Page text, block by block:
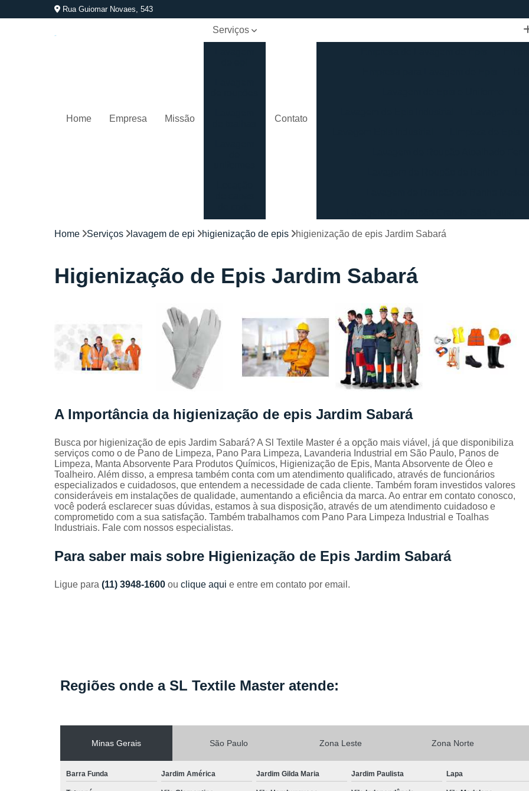
Rua Guiomar Novaes, 543
Home Empresa Missão
Serviços
de
Locação
de lençóis
de toalhas
de banho
Locação
de toalhas
manicure
de rosto
de toalhas
industriais
Mantas
absorvente
Panos de
limpeza
Venda de
Contato
Lavagem de Roupão São Paulo
Lavagem de Toalha de Banho
Lavagem de Toalha para Salão de Beleza
Lavagem de Toalha São Paulo
Lavagem Toalha de Banho
Empresa de
Lavagem de Uniforme da Empresa
Lavagem de Uniforme e Epi
Lavagem Especializada de Uniforme
Aluguel de Capa de Cortar Cabelo
Aluguel de Capa para Cortar Cabelo
Locação de Capa de Barbeiro Grande São
Locação de Capa de Corte Industrial
Locação de
Locação de Lençol Queen
Locação de
Home Serviços lavagem de epi higienização de epis higienização de epis Jardim Sabará
Higienização de Epis Jardim Sabará
A Importância da higienização de epis Jardim Sabará
Busca por higienização de epis Jardim Sabará? A Sl Textile Master é a opção mais viável, já que disponibiliza
serviços como o de Pano de Limpeza, Pano Para Limpeza, Lavanderia Industrial em São Paulo, Panos de
Limpeza, Manta Absorvente Para Produtos Químicos, Higienização de Epis, Manta Absorvente de Óleo e
Toalheiro. Além disso, a empresa também conta com um atendimento qualificado, através de funcionários
especializados e cuidadosos, que entendem a necessidade de cada cliente. Também foram investidos valores
consideráveis em instalações de qualidade, aumentando a eficiência da marca. Ao entrar em contato conosco,
você poderá esclarecer suas dúvidas, estamos à sua disposição, através de um atendimento cuidadoso e
comprometido com a sua satisfação. Também trabalhamos com Pano Para Limpeza Industrial e Toalhas
Industriais. Fale com nossos especialistas.
Para saber mais sobre Higienização de Epis Jardim Sabará
Ligue para (11) 3948-1600 ou clique aqui e entre em contato por email.
Regiões onde a SL Textile Master atende:
Minas Gerais São Paulo Zona Leste Zona Norte
Barra Funda Jardim América Jardim Gilda Maria Jardim Paulista Lapa